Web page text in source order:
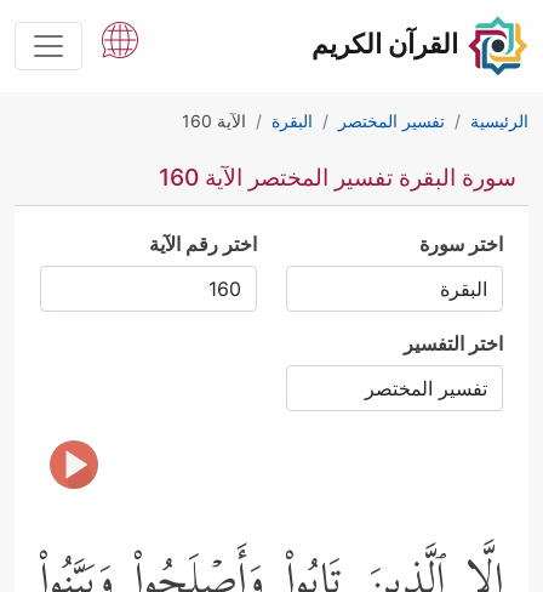
القرآن الكريم
الرئيسية تفسير المختصر البقرة الآية 160
سورة البقرة تفسير المختصر الآية 160
اختر سورة اختر رقم الآية
اختر التفسير